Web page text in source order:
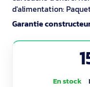
d'alimentation:
d'encre de couleur:
couleur: 4,6 ml,
1 pièce(s)
Garantie
En stock